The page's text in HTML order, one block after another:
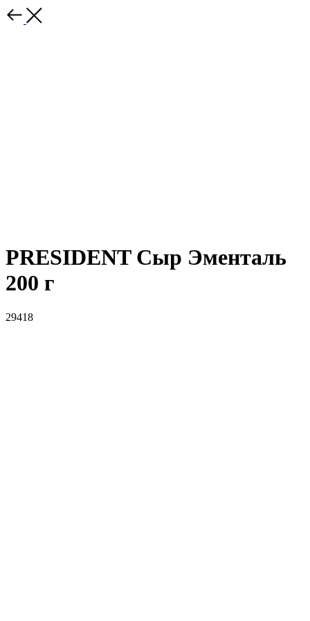
PRESIDENT Сыр Эменталь
200 г
29418